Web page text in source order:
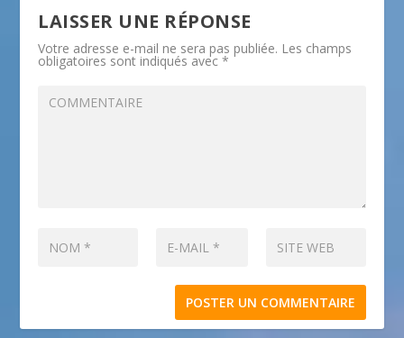
LAISSER UNE RÉPONSE
Votre adresse e-mail ne sera pas publiée. Les champs
obligatoires sont indiqués avec*